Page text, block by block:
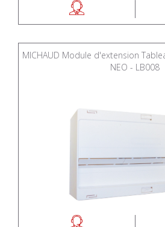
MICHAUD Module d'extension
NEO - LB008